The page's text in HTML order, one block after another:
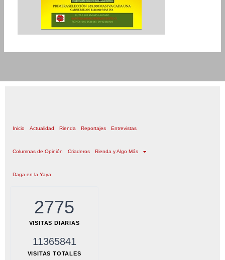
Inicio Actualidad Rienda Reportajes Entrevistas
Columnas de Opinión Criaderos Rienda y Algo Más
Daga en la Yaya
2775
VISITAS DIARIAS
11365841
VISITAS TOTALES